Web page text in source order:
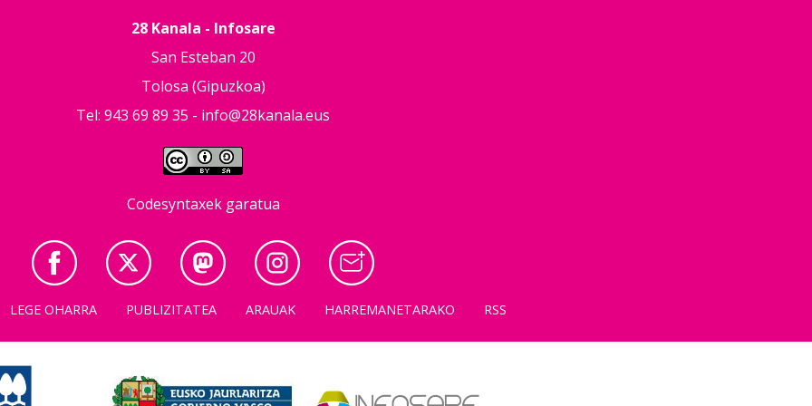
28 Kanala - Infosare
San Esteban 20
Tolosa (Gipuzkoa)
Tel: 943 69 89 35 - info@28kanala.eus
Codesyntaxek garatua
LEGE OHARRA PUBLIZITATEA ARAUAK HARREMANETARAKO RSS